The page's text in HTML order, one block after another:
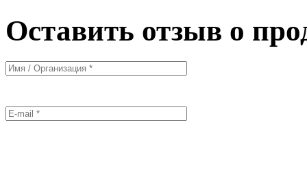
Оставить отзыв о